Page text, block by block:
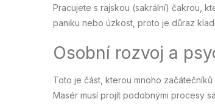
Pracujete s rajskou (sakrální) čakrou,
paniku nebo úzkost, proto je důraz
Osobní rozvoj a
Toto je část, kterou mnoho
Masér musí projít podobnými procesy